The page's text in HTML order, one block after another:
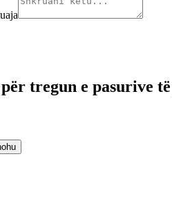
tregun e pasurive